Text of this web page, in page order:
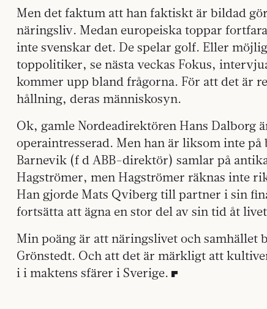
Men det faktum att han faktiskt är bildad
näringsliv. Medan europeiska toppar
inte svenskar det. De spelar golf. Eller
toppolitiker, se nästa veckas Fokus,
kommer upp bland frågorna. För att det är
hållning, deras människosyn.
Ok, gamle Nordeadirektören Hans Dalborg
operaintresserad. Men han är liksom inte
Barnevik (f d ABB-direktör) samlar på
Hagströmer, men Hagströmer räknas inte
Han gjorde Mats Qviberg till partner i sin
fortsätta att ägna en stor del av sin tid åt
Min poäng är att näringslivet och samhället
Grönstedt. Och att det är märkligt att
i i maktens sfärer i Sverige.